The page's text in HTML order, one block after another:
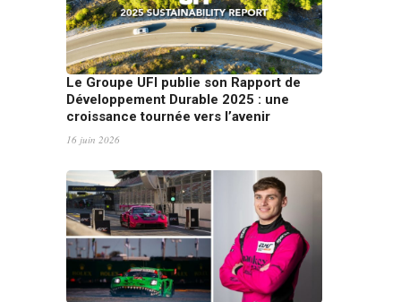
Le Groupe UFI publie son Rapport de
Développement Durable 2025 : une
croissance tournée vers l’avenir
16 juin 2026